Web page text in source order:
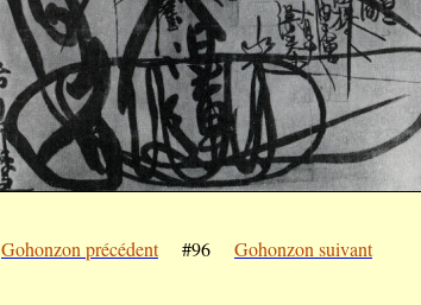
Gohonzon précédent #96 Gohonzon suivant